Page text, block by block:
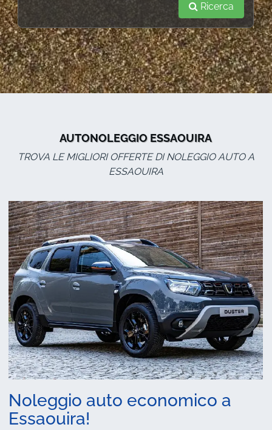
Ricerca
AUTONOLEGGIO ESSAOUIRA
TROVA LE MIGLIORI OFFERTE DI NOLEGGIO AUTO A
ESSAOUIRA
Noleggio auto economico a
Essaouira!